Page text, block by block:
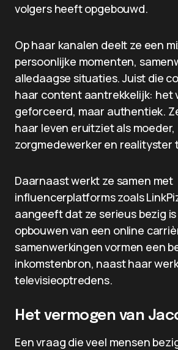
volgers heeft opgebouwd.
Op haar kanalen deelt ze een
persoonlijke momenten,
alledaagse situaties. Juist die
haar content aantrekkelijk: het
geforceerd, maar authentiek.
haar leven eruitziet als moeder,
zorgmedewerker en realityster
Daarnaast werkt ze samen met
influencerplatforms zoals
aangeeft dat ze serieus bezig
opbouwen van een online
samenwerkingen vormen een
inkomstenbron, naast haar
televisieoptredens.
Het vermogen van
Een vraag die veel mensen